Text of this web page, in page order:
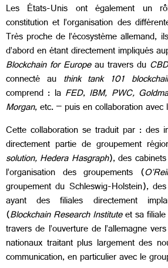
Les États-Unis ont également un
constitution et l’organisation des
Très proche de l’écosystème allemand,
d’abord en étant directement impliqués
Blockchain for Europeau travers du
connecté authink tank 101
comprend : la FED, IBM, PWC,
Morgan, etc. – puis en collaboration avec
Cette collaboration se traduit par : des
directement partie de groupement
solution, Hedera Hasgraph), des
l’organisation des groupements (
groupement du Schleswig-Holstein), des
ayant des filiales directement
(Blockchain Research Instituteet sa filiale
travers de l’ouverture de l’allemagne
nationaux traitant plus largement des
communication, en particulier avec le